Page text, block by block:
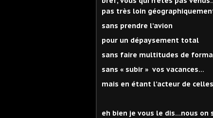
pas très loin
sans prendre l’avion
pour un dépaysement total
sans faire multitudes de
sans « subir » vos vacances…
mais en étant l’acteur de
eh bien je vous le dis…nous on